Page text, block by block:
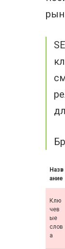
Назв
ание
Клю
чев
ые
слов
а